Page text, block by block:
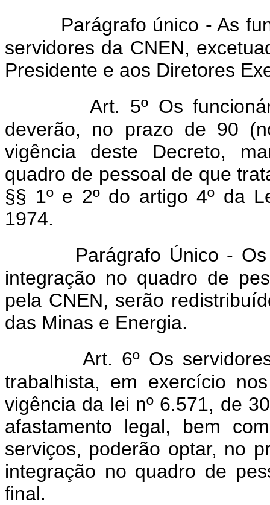
Parágrafo único - As
servidores da CNEN,
Presidente e aos Diretores
Art. 5º Os
deverão, no prazo de 90
vigência deste Decreto,
quadro de pessoal de que
§§ 1º e 2º do artigo 4º da
1974.
Parágrafo Único -
integração no quadro de
pela CNEN, serão
das Minas e Energia.
Art. 6º Os
trabalhista, em exercício
vigência da lei nº 6.571, de
afastamento legal, bem
serviços, poderão optar, no
integração no quadro de
final.